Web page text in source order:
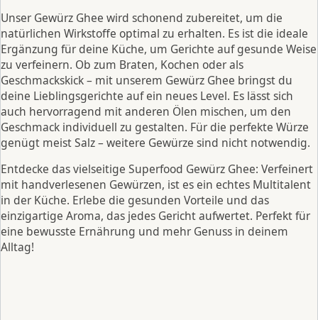
Unser Gewürz Ghee wird schonend zubereitet, um die
natürlichen Wirkstoffe optimal zu erhalten. Es ist die ideale
Ergänzung für deine Küche, um Gerichte auf gesunde Weise
zu verfeinern. Ob zum Braten, Kochen oder als
Geschmackskick – mit unserem Gewürz Ghee bringst du
deine Lieblingsgerichte auf ein neues Level. Es lässt sich
auch hervorragend mit anderen Ölen mischen, um den
Geschmack individuell zu gestalten. Für die perfekte Würze
genügt meist Salz – weitere Gewürze sind nicht notwendig.
Entdecke das vielseitige Superfood Gewürz Ghee: Verfeinert
mit handverlesenen Gewürzen, ist es ein echtes Multitalent
in der Küche. Erlebe die gesunden Vorteile und das
einzigartige Aroma, das jedes Gericht aufwertet. Perfekt für
eine bewusste Ernährung und mehr Genuss in deinem
Alltag!